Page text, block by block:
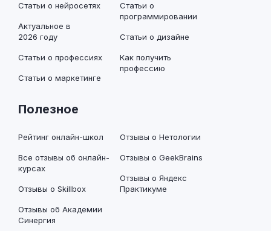
Статьи о нейросетях
Актуальное в
2026 году
Статьи о профессиях
Статьи о маркетинге
Статьи о
программировании
Статьи о дизайне
Как получить
профессию
Полезное
Рейтинг онлайн-школ
Все отзывы об онлайн-
курсах
Отзывы о Skillbox
Отзывы об Академии
Синергия
Отзывы о Нетологии
Отзывы о GeekBrains
Отзывы о Яндекс
Практикуме